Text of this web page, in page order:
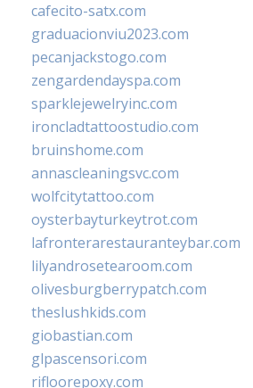
cafecito-satx.com
graduacionviu2023.com
pecanjackstogo.com
zengardendayspa.com
sparklejewelryinc.com
ironcladtattoostudio.com
bruinshome.com
annascleaningsvc.com
wolfcitytattoo.com
oysterbayturkeytrot.com
lafronterarestauranteybar.com
lilyandrosetearoom.com
olivesburgberrypatch.com
theslushkids.com
giobastian.com
glpascensori.com
rifloorepoxy.com